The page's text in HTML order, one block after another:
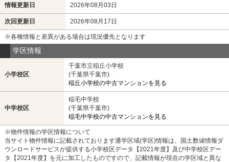
情報更新日 2026年08月03日
次回更新日 2026年08月17日
※各種情報と差異がある場合は現況優先となります
学区情報
小学校区
千葉市立稲丘小学校
(千葉県千葉市)
稲丘小学校の中古マンションを見る
中学校区
稲毛中学校
(千葉県千葉市)
稲毛中学校の中古マンションを見る
※物件情報の学区情報について
当サイト物件情報に記載されております通学区域(学区)情報は、国土数値情報ダ
ウンロードサービスが提供する小学校区データ【2021年度】及び中学校区デー
タ【2021年度】を元に加工したものですので、記載情報が現在の学区域と異な